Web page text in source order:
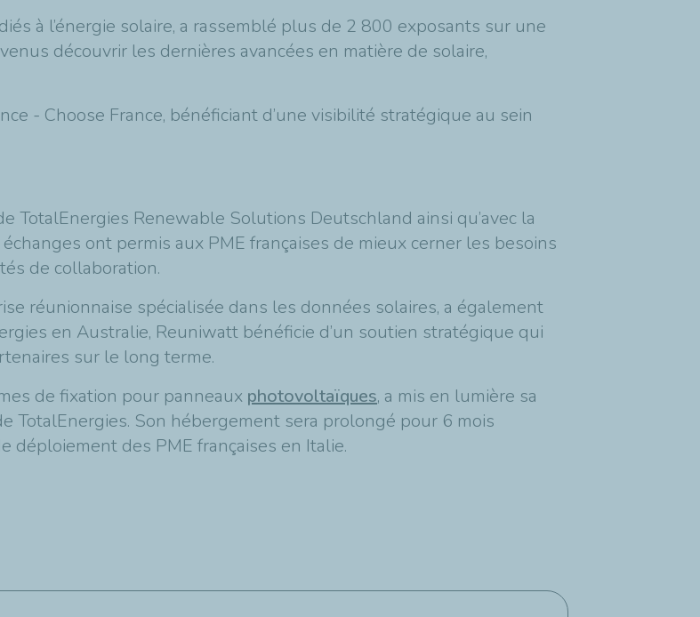
à l’énergie solaire, a rassemblé plus de 2 800 exposants sur une
découvrir les dernières avancées en matière de solaire,
- Choose France, bénéficiant d’une visibilité stratégique au sein
TotalEnergies Renewable Solutions Deutschland ainsi qu’avec la
ont permis aux PME françaises de mieux cerner les besoins
de collaboration.
réunionnaise spécialisée dans les données solaires, a également
en Australie, Reuniwatt bénéficie d’un soutien stratégique qui
sur le long terme.
de fixation pour panneaux photovoltaïques, a mis en lumière sa
TotalEnergies. Son hébergement sera prolongé pour 6 mois
déploiement des PME françaises en Italie.